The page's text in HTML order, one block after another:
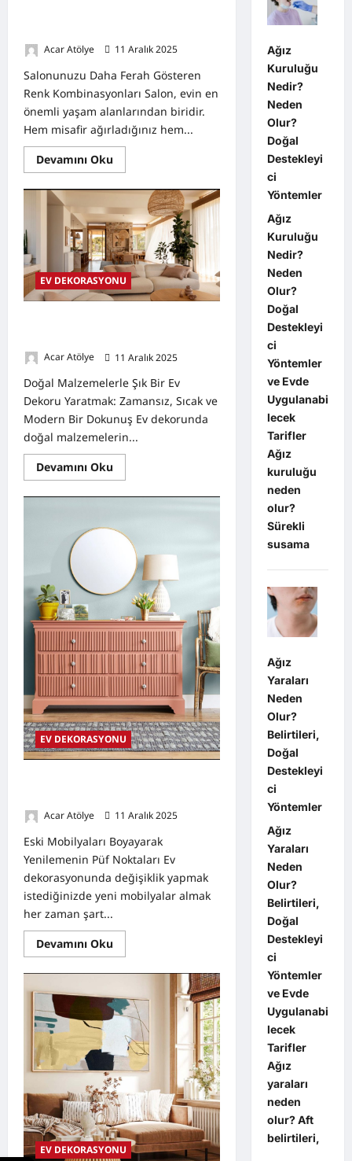
Acar Atölye
11 Aralık 2025
Salonunuzu Daha Ferah Gösteren
Renk Kombinasyonları Salon, evin en
önemli yaşam alanlarından biridir.
Hem misafir ağırladığınız hem...
Devamını Oku
more
Salonunuzu
Ferah
Gösteren
Renk
Kombinasyonları
EV DEKORASYONU
Acar Atölye
11 Aralık 2025
Doğal Malzemelerle Şık Bir Ev
Dekoru Yaratmak: Zamansız, Sıcak ve
Modern Bir Dokunuş Ev dekorunda
doğal malzemelerin...
Devamını Oku
more
Doğal
Bir
Dekoru
Yaratmak:
EV DEKORASYONU
Acar Atölye
11 Aralık 2025
Eski Mobilyaları Boyayarak
Yenilemenin Püf Noktaları Ev
dekorasyonunda değişiklik yapmak
istediğinizde yeni mobilyalar almak
her zaman şart...
Devamını Oku
more
Eski
Boyayarak
Yenilemenin
Püf
Noktaları
EV DEKORASYONU
Ağız
Kuruluğu
Nedir?
Neden
Olur?
Doğal
Destekleyi
ci
Yöntemler
Ağız
Kuruluğu
Nedir?
Neden
Olur?
Doğal
Destekleyi
ci
Yöntemler
ve Evde
Uygulanabi
lecek
Tarifler
Ağız
kuruluğu
neden
olur?
Sürekli
susama
Ağız
Yaraları
Neden
Olur?
Belirtileri,
Doğal
Destekleyi
ci
Yöntemler
Ağız
Yaraları
Neden
Olur?
Belirtileri,
Doğal
Destekleyi
ci
Yöntemler
ve Evde
Uygulanabi
lecek
Tarifler
Ağız
yaraları
neden
olur? Aft
belirtileri,